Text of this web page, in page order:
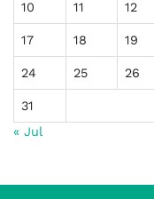
10 11 12
17 18 19
24 25 26
31
« Jul